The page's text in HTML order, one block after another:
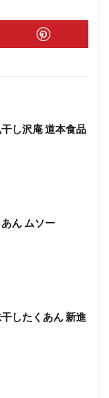
し沢庵 道本食品
ん ムソー
したくあん 新進